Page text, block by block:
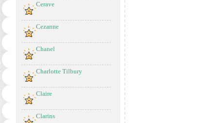
Cerave
Cezanne
Chanel
Charlotte Tilbury
Claire
Clarins